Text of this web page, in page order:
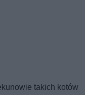
takich kotów